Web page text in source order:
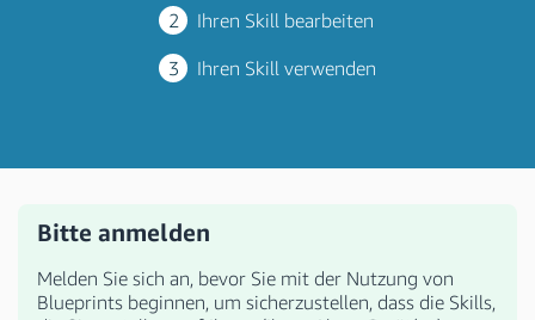
2
Ihren Skill bearbeiten
3
Ihren Skill verwenden
Bitte anmelden
Melden Sie sich an, bevor Sie mit der Nutzung von
Blueprints beginnen, um sicherzustellen, dass die Skills,